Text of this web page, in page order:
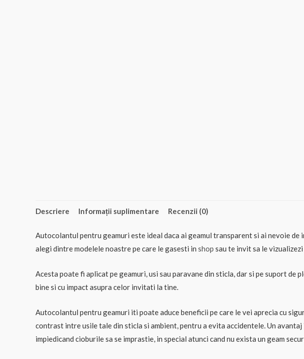
Descriere Informații suplimentare Recenzii (0)
Autocolantul pentru geamuri este ideal daca ai geamul transparent si ai nevoie
alegi dintre modelele noastre pe care le gasesti in shop sau te invit sa le
Acesta poate fi aplicat pe geamuri, usi sau paravane din sticla, dar si pe suport
bine si cu impact asupra celor invitati la tine.
Autocolantul pentru geamuri iti poate aduce beneficii pe care le vei aprecia cu
contrast intre usile tale din sticla si ambient, pentru a evita accidentele. Un
impiedicand cioburile sa se imprastie, in special atunci cand nu exista un geam